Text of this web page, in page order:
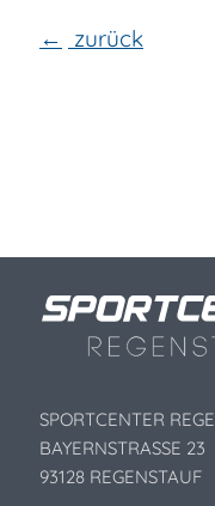
zurück
SPORTCENTER
BAYERNSTRASSE 23
93128 REGENSTAUF